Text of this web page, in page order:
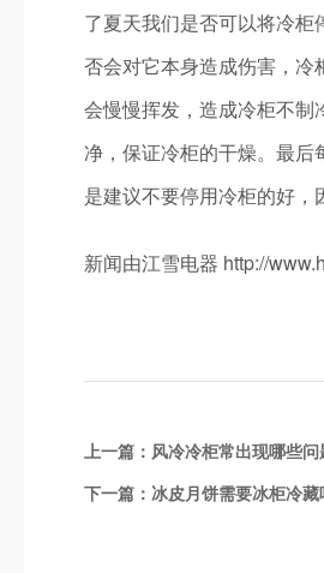
了夏天我们是否可以将冷
否会对它本身造成伤害，
会慢慢挥发，造成冷柜不
净，保证冷柜的干燥。最
是建议不要停用冷柜的好，
新闻由江雪电器 http://
上一篇： 风冷冷柜常出现哪些问
下一篇： 冰皮月饼需要冰柜冷藏